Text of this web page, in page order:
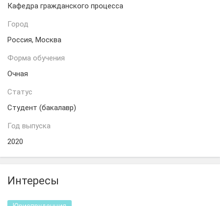
Кафедра гражданского процесса
Город
Россия, Москва
Форма обучения
Очная
Статус
Студент (бакалавр)
Год выпуска
2020
Интересы